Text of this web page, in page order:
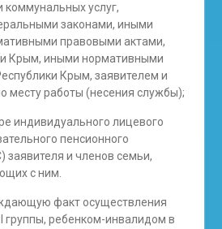
услуг,
законами, иными
правовыми актами,
Крым, иными нормативными
Крым, заявителем и
месту работы (несения службы);
индивидуального лицевого
пенсионного
заявителя и членов семьи,
с ним.
факт осуществления
группы, ребенком-инвалидом в